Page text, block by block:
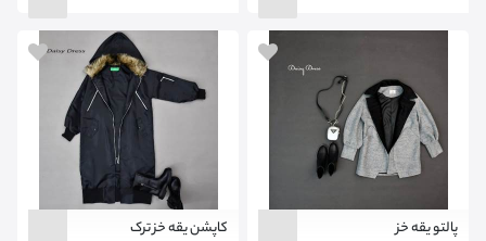
پالتو یقه خز کاپشن یقه خز ترک